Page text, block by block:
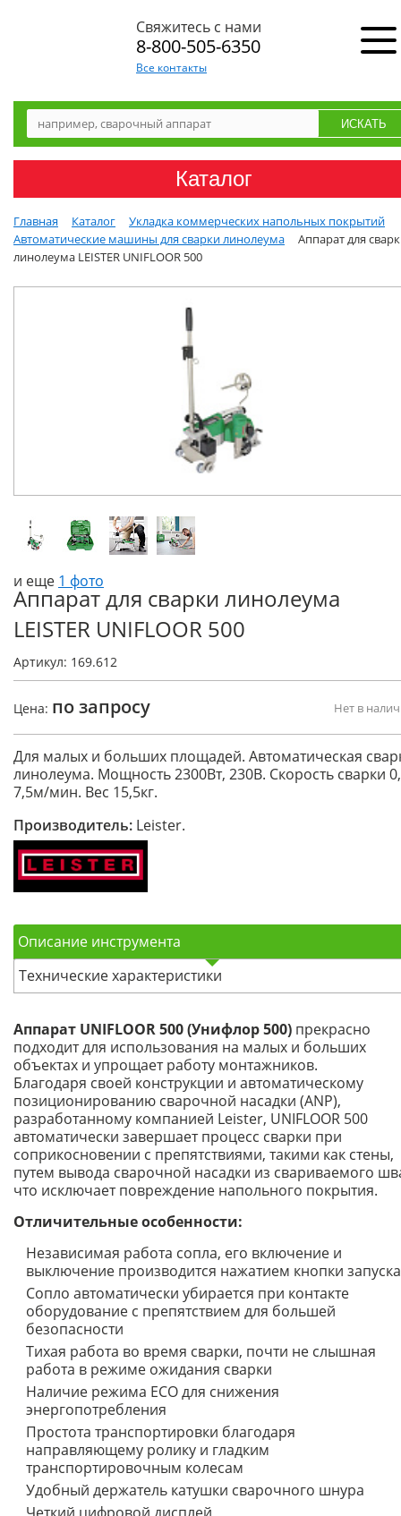
Свяжитесь с нами
8-800-505-6350
Все контакты
Каталог
Главная Каталог
Укладка коммерческих напольных покрытий
Автоматические машины для сварки линолеума
Аппарат для
линолеума LEISTER UNIFLOOR 500
и еще 1 фото
Аппарат для сварки линолеума
LEISTER UNIFLOOR 500
Артикул: 169.612
Цена: по запросу Нет в
Для малых и больших площадей. Автоматическая
линолеума. Мощность 2300Вт, 230В. Скорость сварки
7,5м/мин. Вес 15,5кг.
Производитель: Leister.
Описание инструмента
Технические характеристики
Аппарат UNIFLOOR 500 (Унифлор 500) прекрасно
подходит для использования на малых и больших
объектах и упрощает работу монтажников.
Благодаря своей конструкции и автоматическому
позиционированию сварочной насадки (ANP),
разработанному компанией Leister, UNIFLOOR 500
автоматически завершает процесс сварки при
соприкосновении с препятствиями, такими как стены,
путем вывода сварочной насадки из свариваемого
что исключает повреждение напольного покрытия.
Отличительные особенности:
Независимая работа сопла, его включение и
выключение производится нажатием кнопки запуска
Сопло автоматически убирается при контакте
оборудование с препятствием для большей
безопасности
Тихая работа во время сварки, почти не слышная
работа в режиме ожидания сварки
Наличие режима ECO для снижения
энергопотребления
Простота транспортировки благодаря
направляющему ролику и гладким
транспортировочным колесам
Удобный держатель катушки сварочного шнура